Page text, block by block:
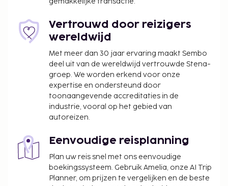
deze accommodatie een sterrenclassificatie
toegekend.
De accommodatie berekent een toeslag op
betalingen met een creditcard
Deze lijst is mogelijk niet volledig. Toeslagen en
borgsommen zijn mogelijk excl. btw en kunnen
bepaalde reserveringen voor
groepsevenementen of groepsfeesten,
waaronder vrijgezellenfeesten, niet toe.
Aangrenzende kamers kunnen aangevraagd
Vertrouwd door reizigers
wereldwijd
Met meer dan 30 jaar ervaring maakt Sembo
deel uit van de wereldwijd vertrouwde Stena-
groep. We worden erkend voor onze
expertise en ondersteund door
toonaangevende accreditaties in de
industrie, vooral op het gebied van
autoreizen.
Eenvoudige reisplanning
Plan uw reis snel met ons eenvoudige
boekingssysteem. Gebruik Amelia, onze AI Trip
Planner, om prijzen te vergelijken en de beste